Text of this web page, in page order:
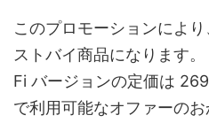
このプロモーションによ
ストバイ商品になります
Fi バージョンの定価は
で利用可能なオファーの